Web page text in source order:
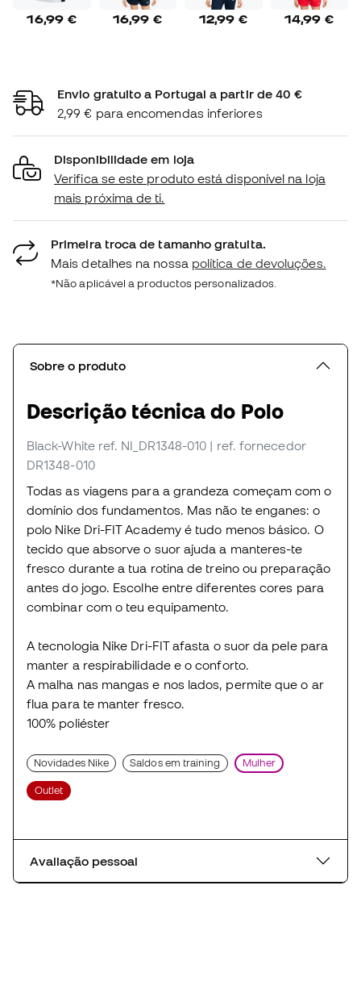
16,99 € 16,99 € 12,99 € 14,99 €
Envio gratuito a Portugal a partir de 40 €
2,99 € para encomendas inferiores
Disponibilidade em loja
Verifica se este produto está disponível na loja
mais próxima de ti.
Primeira troca de tamanho gratuita.
Mais detalhes na nossa política de devoluções.
*Não aplicável a productos personalizados.
Sobre o produto
Descrição técnica do Polo
Black-White ref. NI_DR1348-010 | ref. fornecedor
DR1348-010
Todas as viagens para a grandeza começam com o
domínio dos fundamentos. Mas não te enganes: o
polo Nike Dri-FIT Academy é tudo menos básico. O
tecido que absorve o suor ajuda a manteres-te
fresco durante a tua rotina de treino ou preparação
antes do jogo. Escolhe entre diferentes cores para
combinar com o teu equipamento.
A tecnologia Nike Dri-FIT afasta o suor da pele para
manter a respirabilidade e o conforto.
A malha nas mangas e nos lados, permite que o ar
flua para te manter fresco.
100% poliéster
Novidades Nike Saldos em training Mulher
Outlet
Avaliação pessoal